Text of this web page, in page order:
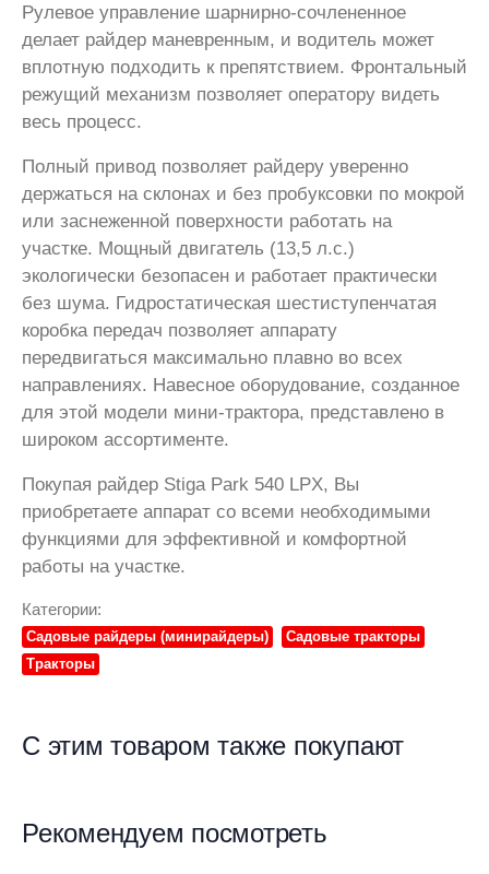
Рулевое управление шарнирно-сочлененное
делает райдер маневренным, и водитель может
вплотную подходить к препятствием. Фронтальный
режущий механизм позволяет оператору видеть
весь процесс.
Полный привод позволяет райдеру уверенно
держаться на склонах и без пробуксовки по мокрой
или заснеженной поверхности работать на
участке. Мощный двигатель (13,5 л.с.)
экологически безопасен и работает практически
без шума. Гидростатическая шестиступенчатая
коробка передач позволяет аппарату
передвигаться максимально плавно во всех
направлениях. Навесное оборудование, созданное
для этой модели мини-трактора, представлено в
широком ассортименте.
Покупая райдер Stiga Park 540 LPX, Вы
приобретаете аппарат со всеми необходимыми
функциями для эффективной и комфортной
работы на участке.
Категории:
Садовые райдеры (минирайдеры)
Садовые тракторы
Тракторы
С этим товаром также покупают
Рекомендуем посмотреть